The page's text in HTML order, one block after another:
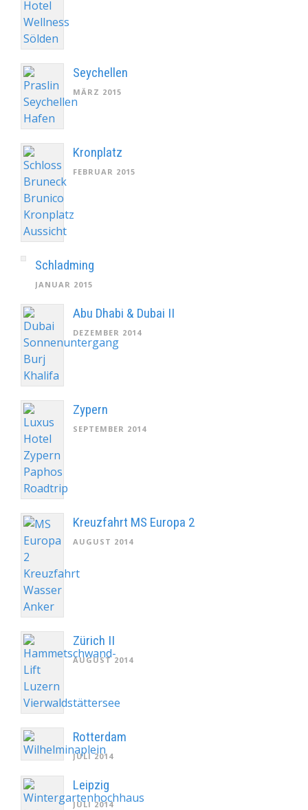
Seychellen
MÄRZ 2015
Kronplatz
FEBRUAR 2015
Schladming
JANUAR 2015
Abu Dhabi & Dubai II
DEZEMBER 2014
Zypern
SEPTEMBER 2014
Kreuzfahrt MS Europa 2
AUGUST 2014
Zürich II
AUGUST 2014
Rotterdam
JULI 2014
Leipzig
JULI 2014